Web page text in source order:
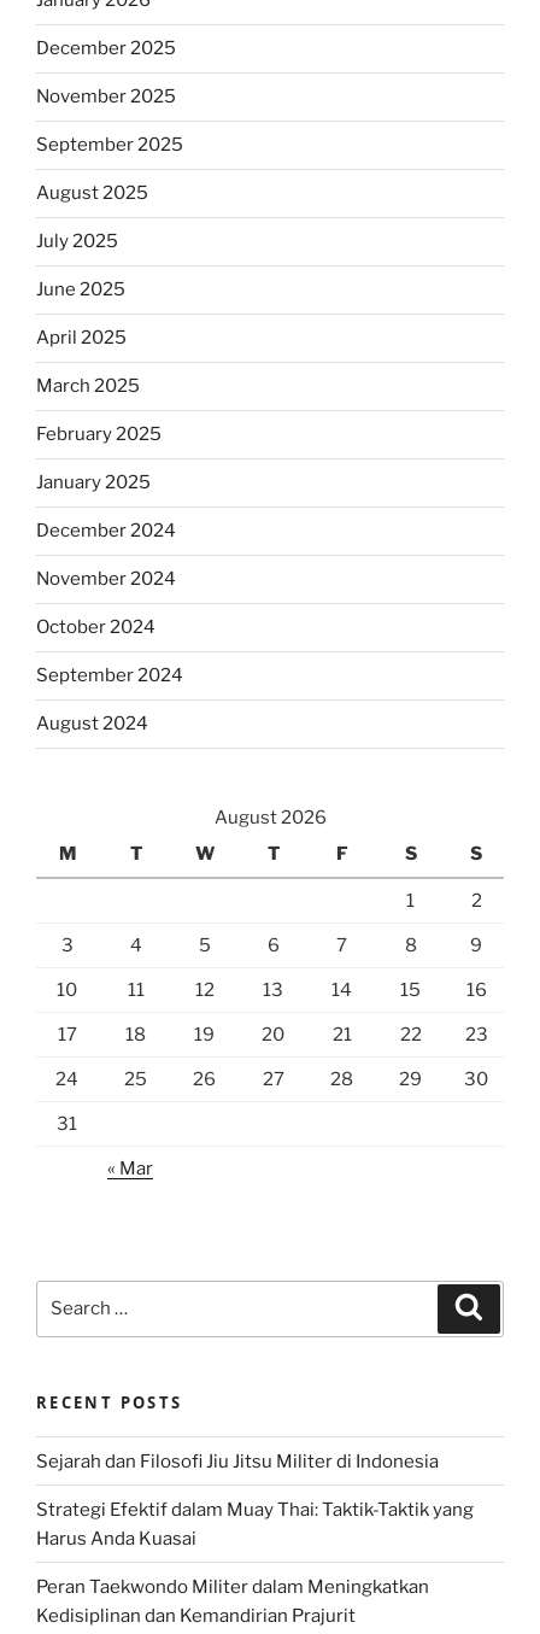
December 2025
November 2025
September 2025
August 2025
July 2025
June 2025
April 2025
March 2025
February 2025
January 2025
December 2024
November 2024
October 2024
September 2024
August 2024
August 2026
M
T W T F S S
1 2
3 4 5 6 7 8 9
10 11 12 13 14 15 16
17 18 19 20 21 22 23
24 25 26 27 28 29 30
31
« Mar
RECENT POSTS
Sejarah dan Filosofi Jiu Jitsu Militer di Indonesia
Strategi Efektif dalam Muay Thai: Taktik-Taktik yang
Harus Anda Kuasai
Peran Taekwondo Militer dalam Meningkatkan
Kedisiplinan dan Kemandirian Prajurit